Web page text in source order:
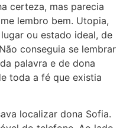
certeza, mas parecia
lembro bem. Utopia,
ou estado ideal, de
conseguia se lembrar
palavra e de dona
toda a fé que existia
localizar dona Sofia.